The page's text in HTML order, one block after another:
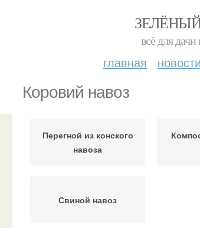
всё для дачи
главная новости
Коровий навоз
Перегной из конского
навоза
Свиной навоз